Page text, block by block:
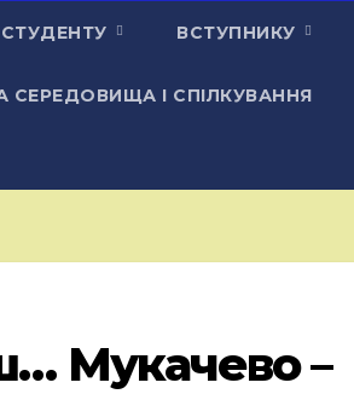
СТУДЕНТУ ВСТУПНИКУ
СЕРЕДОВИЩА І СПІЛКУВАННЯ
Мукачево –